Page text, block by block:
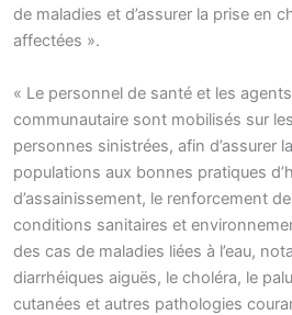
de maladies et d’assurer la prise en
affectées ».
« Le personnel de santé et les
communautaire sont mobilisés sur
personnes sinistrées, afin d’assurer
populations aux bonnes pratiques
d’assainissement, le renforcement
conditions sanitaires et
des cas de maladies liées à l’eau,
diarrhéiques aiguës, le choléra, le
cutanées et autres pathologies